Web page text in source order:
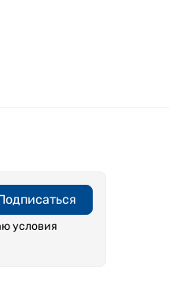
условия